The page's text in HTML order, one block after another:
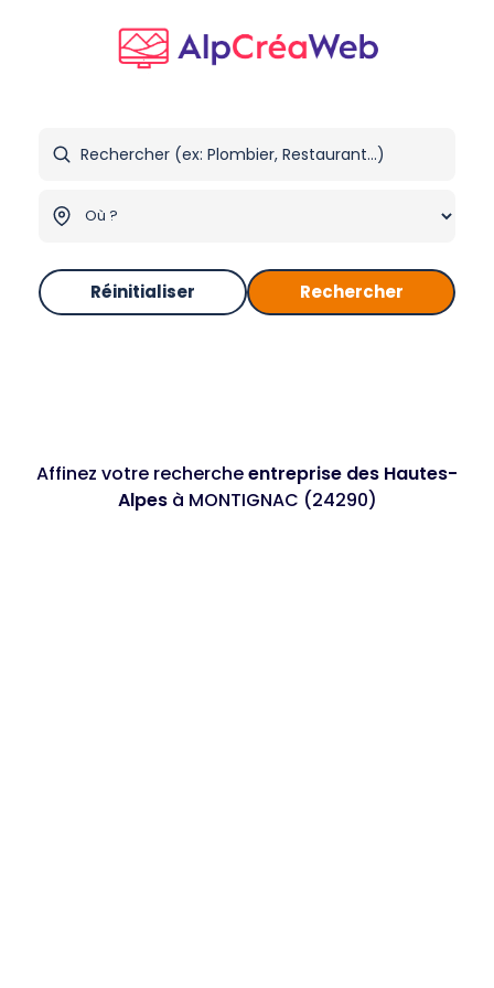
Réinitialiser Rechercher
Affinez votre rechercheentreprise des Hautes-
Alpesà MONTIGNAC (24290)